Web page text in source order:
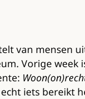
van mensen
Vorige week
iets bereikt